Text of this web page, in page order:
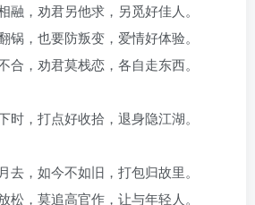
融，劝君另他求，另觅好佳人。
锅，也要防叛变，爱情好体验。
合，劝君莫栈恋，各自走东西。
时，打点好收拾，退身隐江湖。
去，如今不如旧，打包归故里。
松，莫追高官作，让与年轻人。